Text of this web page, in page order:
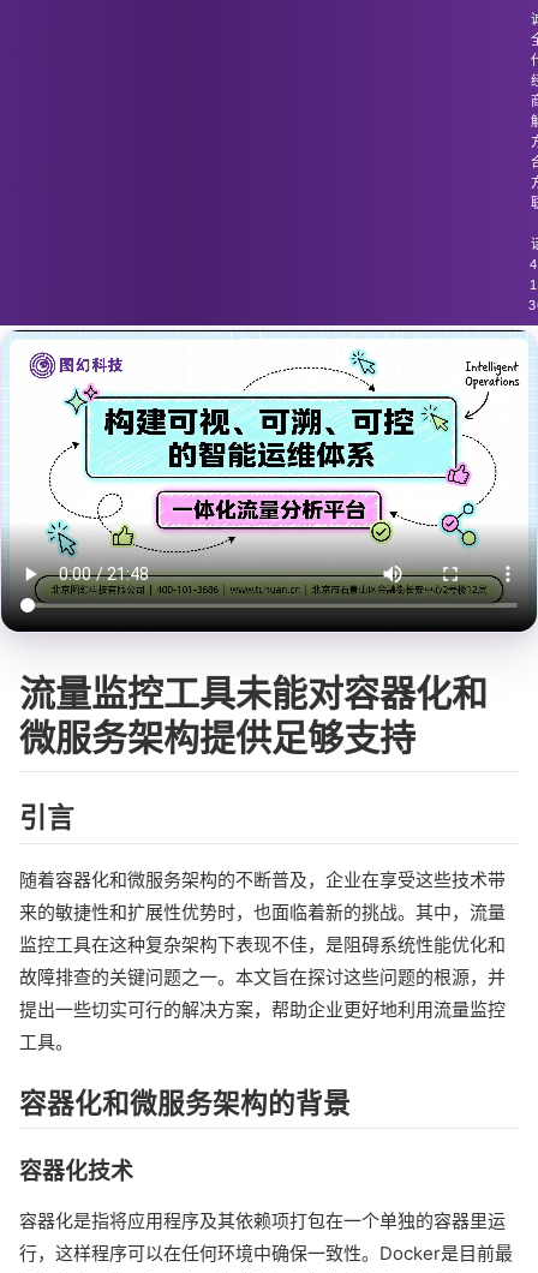
流量监控工具未能对容器化和
微服务架构提供足够支持
引言
随着容器化和微服务架构的不断普及，企业在享受这些技术带
来的敏捷性和扩展性优势时，也面临着新的挑战。其中，流量
监控工具在这种复杂架构下表现不佳，是阻碍系统性能优化和
故障排查的关键问题之一。本文旨在探讨这些问题的根源，并
提出一些切实可行的解决方案，帮助企业更好地利用流量监控
工具。
容器化和微服务架构的背景
容器化技术
容器化是指将应用程序及其依赖项打包在一个单独的容器里运
行，这样程序可以在任何环境中确保一致性。Docker是目前最